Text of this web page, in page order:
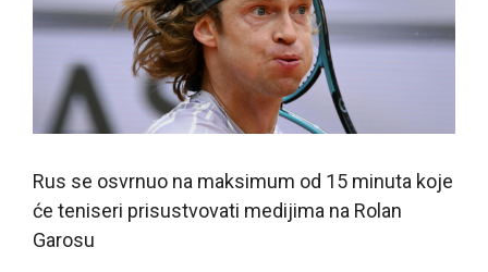
Rus se osvrnuo na maksimum od 15 minuta koje
će teniseri prisustvovati medijima na Rolan
Garosu